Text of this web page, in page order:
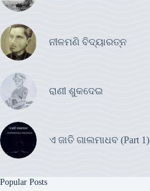
ନୀଳମଣି ବିଦ୍ୟାରତ୍ନ
ରାଣୀ ଶୁକଦେଇ
ଏ ଜାତି ଗାଲମାଧବ (Part 1)
Popular Posts